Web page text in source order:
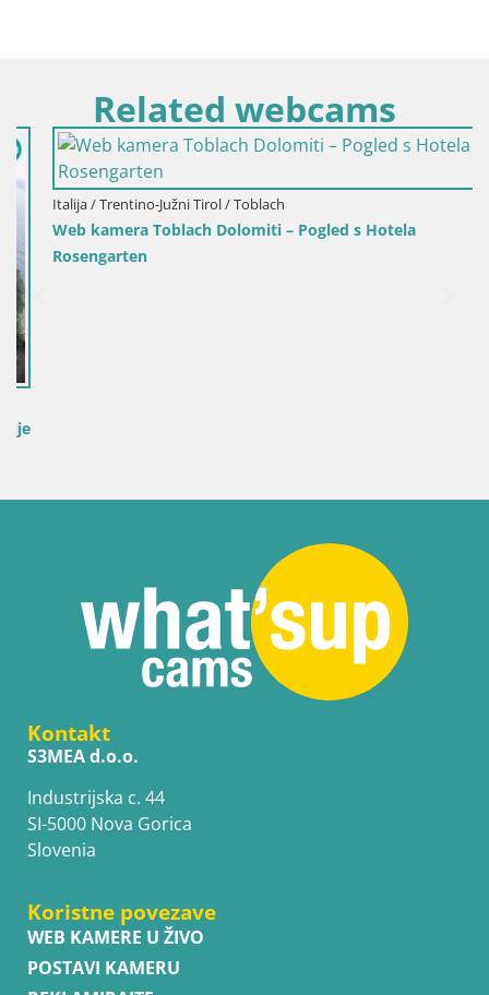
Related webcams
Italija / Trentino-Južni Tirol / Toblach
Web kamera Toblach Dolomiti – Pogled s Hotela
Rosengarten
Kontakt
S3MEA d.o.o.
Industrijska c. 44
SI-5000 Nova Gorica
Slovenia
Koristne povezave
WEB KAMERE U ŽIVO
POSTAVI KAMERU